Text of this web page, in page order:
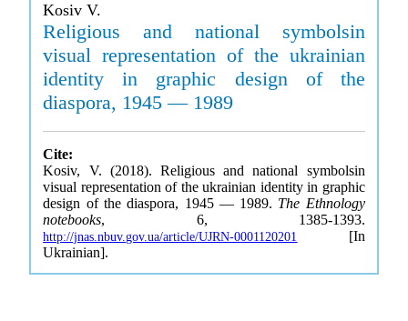
Kosiv V.
Religious and national symbolsin
visual representation of the ukrainian
identity in graphic design of the
diaspora, 1945 — 1989
Cite:
Kosiv, V. (2018). Religious and national symbolsin
visual representation of the ukrainian identity in graphic
design of the diaspora, 1945 — 1989. The Ethnology
notebooks, 6, 1385-1393.
http://jnas.nbuv.gov.ua/article/UJRN-0001120201
[In
Ukrainian].